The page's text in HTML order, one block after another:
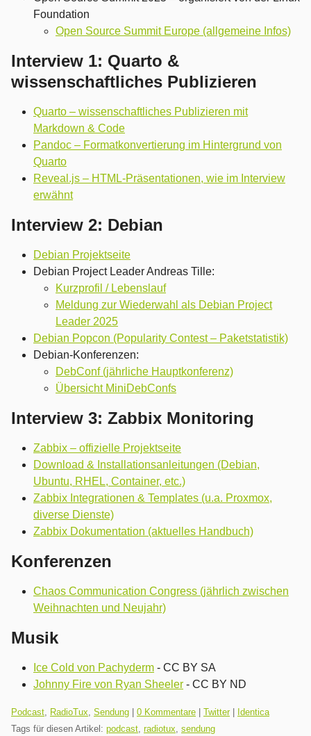
Foundation
Open Source Summit Europe (allgemeine Infos)
Interview 1: Quarto &
wissenschaftliches Publizieren
Quarto – wissenschaftliches Publizieren mit
Markdown & Code
Pandoc – Formatkonvertierung im Hintergrund von
Quarto
Reveal.js – HTML-Präsentationen, wie im Interview
erwähnt
Interview 2: Debian
Debian Projektseite
Debian Project Leader Andreas Tille:
Kurzprofil / Lebenslauf
Meldung zur Wiederwahl als Debian Project
Leader 2025
Debian Popcon (Popularity Contest – Paketstatistik)
Debian-Konferenzen:
DebConf (jährliche Hauptkonferenz)
Übersicht MiniDebConfs
Interview 3: Zabbix Monitoring
Zabbix – offizielle Projektseite
Download & Installationsanleitungen (Debian,
Ubuntu, RHEL, Container, etc.)
Zabbix Integrationen & Templates (u.a. Proxmox,
diverse Dienste)
Zabbix Dokumentation (aktuelles Handbuch)
Konferenzen
Chaos Communication Congress (jährlich zwischen
Weihnachten und Neujahr)
Musik
Ice Cold von Pachyderm - CC BY SA
Johnny Fire von Ryan Sheeler - CC BY ND
Kategorien:
Podcast, RadioTux, Sendung 0 Kommentare Twitter|
Identica
Tags für diesen Artikel: podcast, radiotux, sendung